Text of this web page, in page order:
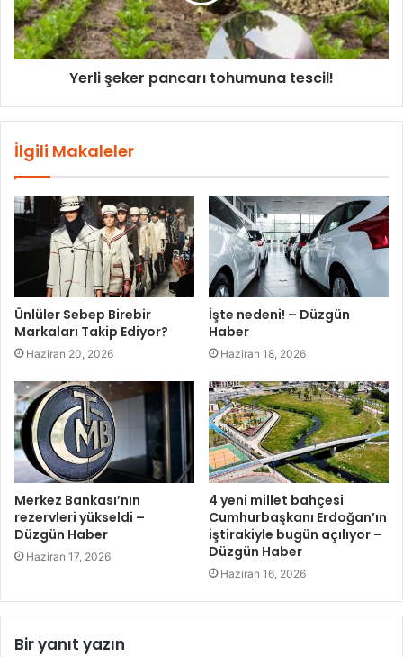
Yerli şeker pancarı tohumuna tescil!
İlgili Makaleler
Ünlüler Sebep Birebir
Markaları Takip Ediyor?
Haziran 20, 2026
İşte nedeni! – Düzgün
Haber
Haziran 18, 2026
Merkez Bankası’nın
rezervleri yükseldi –
Düzgün Haber
Haziran 17, 2026
4 yeni millet bahçesi
Cumhurbaşkanı Erdoğan’ın
iştirakiyle bugün açılıyor –
Düzgün Haber
Haziran 16, 2026
Bir yanıt yazın